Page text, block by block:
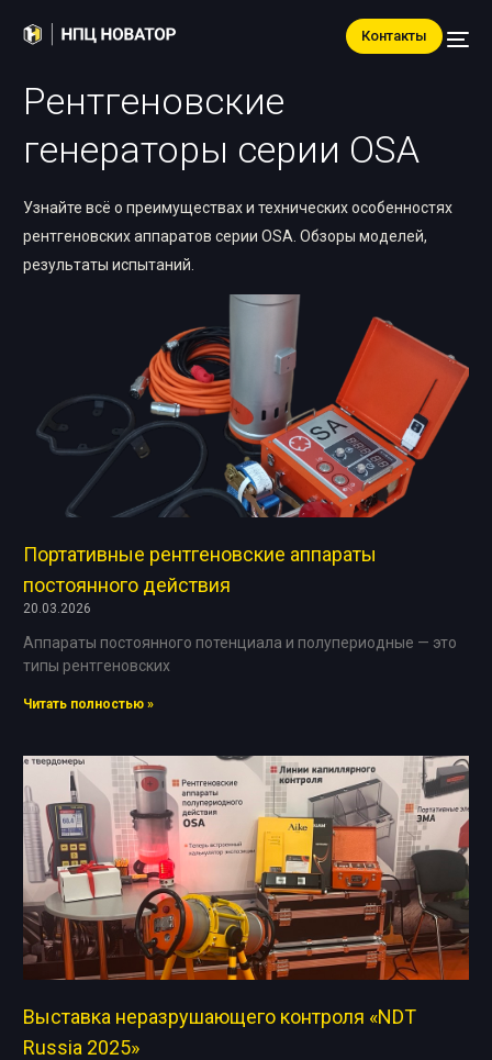
Контакты
Рентгеновские
генераторы серии OSA
Узнайте всё о преимуществах и технических особенностях
рентгеновских аппаратов серии OSA. Обзоры моделей,
результаты испытаний.
Портативные рентгеновские аппараты
постоянного действия
20.03.2026
Аппараты постоянного потенциала и полупериодные — это
типы рентгеновских
Читать полностью »
Выставка неразрушающего контроля «NDT
Russia 2025»